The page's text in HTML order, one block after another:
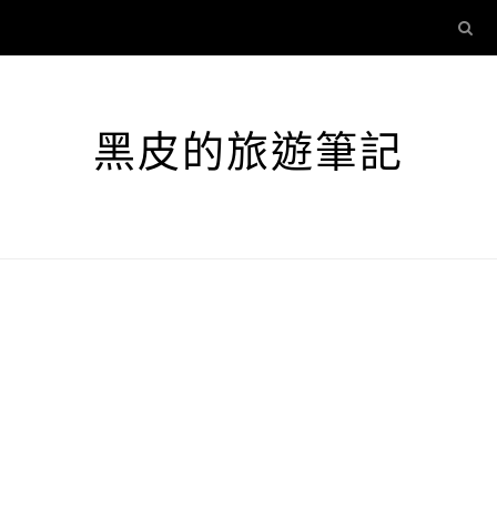
黑皮的旅遊筆記